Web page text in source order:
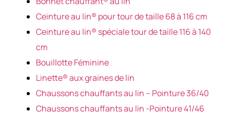
Ceinture au lin® pour tour de taille 68 à 116 cm
Ceinture au lin® spéciale tour de taille 116 à 140
cm
Bouillotte Féminine
Linette® aux graines de lin
Chaussons chauffants au lin – Pointure 36/40
Chaussons chauffants au lin -Pointure 41/46